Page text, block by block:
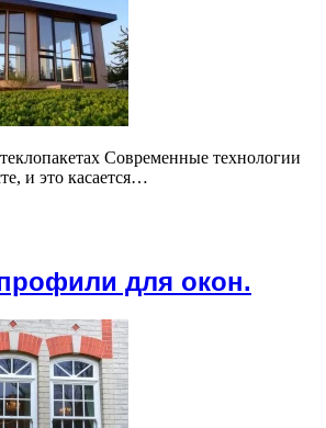
Современные технологии
и это касается…
для окон.